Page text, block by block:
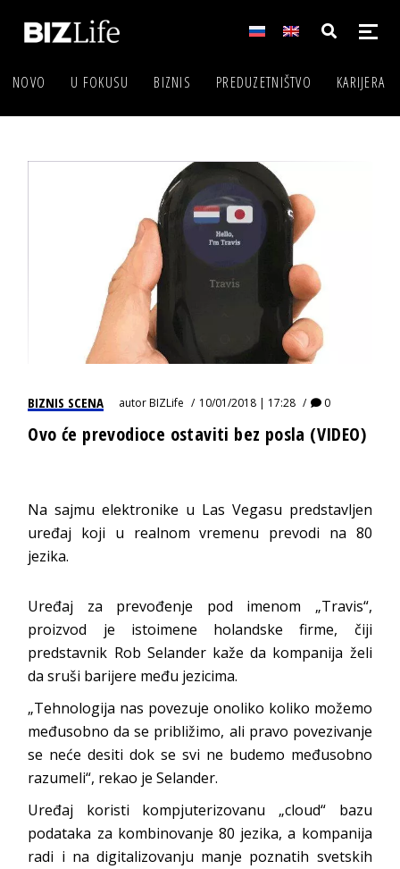
NOVO U FOKUSU BIZNIS PREDUZETNIŠTVO KARIJERA
BIZNIS SCENA autorBIZLife 10/01/2018 | 17:28 0
Ovo će prevodioce ostaviti bez posla (VIDEO)
Na sajmu elektronike u Las Vegasu predstavljen
uređaj koji u realnom vremenu prevodi na 80
jezika.
Uređaj za prevođenje pod imenom „Travis“,
proizvod je istoimene holandske firme, čiji
predstavnik Rob Selander kaže da kompanija želi
da sruši barijere među jezicima.
„Tehnologija nas povezuje onoliko koliko možemo
međusobno da se približimo, ali pravo povezivanje
se neće desiti dok se svi ne budemo međusobno
razumeli“, rekao je Selander.
Uređaj koristi kompjuterizovanu „cloud“ bazu
podataka za kombinovanje 80 jezika, a kompanija
radi i na digitalizovanju manje poznatih svetskih